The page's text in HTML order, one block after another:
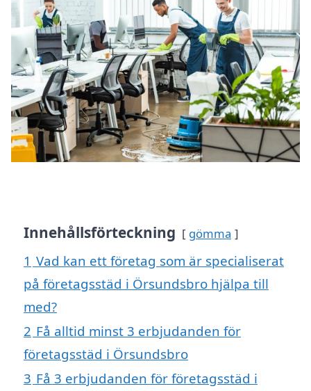
Innehållsförteckning gömma
1 Vad kan ett företag som är specialiserat
på företagsstäd i Örsundsbro hjälpa till
med?
2 Få alltid minst 3 erbjudanden för
företagsstäd i Örsundsbro
3 Få 3 erbjudanden för företagsstäd i